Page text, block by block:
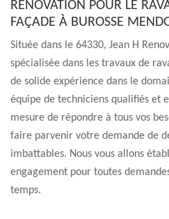
RENOVATION POUR LE
FAÇADE À BUROSSE
Située dans le 64330, Jean H
spécialisée dans les travaux de
de solide expérience dans le
équipe de techniciens qualifiés et
mesure de répondre à tous vos
faire parvenir votre demande de
imbattables. Nous vous allons
engagement pour toutes
temps.